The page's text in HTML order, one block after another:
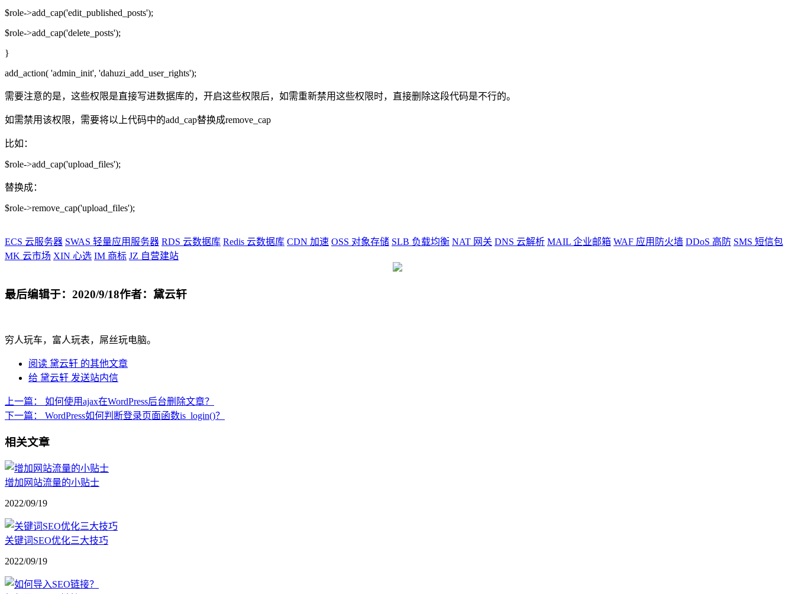
$role->add_cap('edit_published_posts');
$role->add_cap('delete_posts');
}
add_action( 'admin_init', 'dahuzi_add_user_rights');
需要注意的是，这些权限是直接写进数据库的，开启这些权限后，如需重新禁用这些权限时，直接删除这段代码是不行的。
如需禁用该权限，需要将以上代码中的add_cap替换成remove_cap
比如：
$role->add_cap('upload_files');
替换成：
$role->remove_cap('upload_files');
ECS 云服务器 SWAS 轻量应用服务器 RDS 云数据库 Redis 云数据库 CDN 加速 OSS 对象存储 SLB 负载均衡 NAT 网关 DNS 云解析 MAIL 企业邮箱 WAF 应用防火墙 DDoS 高防 SMS 短信包
MK 云市场 XIN 心选 IM 商标 JZ 自营建站
最后编辑于：2020/9/18作者：黛云轩
穷人玩车，富人玩表，屌丝玩电脑。
阅读 黛云轩 的其他文章
给 黛云轩 发送站内信
上一篇：
如何使用ajax在WordPress后台删除文章？
下一篇：
WordPress如何判断登录页面函数is_login()？
相关文章
增加网站流量的小贴士
2022/09/19
关键词SEO优化三大技巧
2022/09/19